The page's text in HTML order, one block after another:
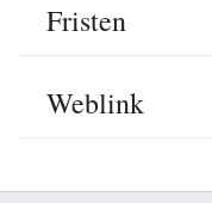
Fristen
Weblink